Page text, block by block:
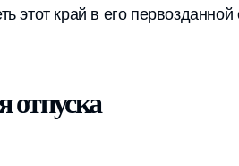
этот край в его
отпуска